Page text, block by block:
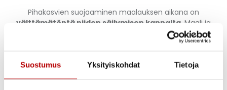
Suostumus Yksityiskohdat Tietoja
Pihakasvien suojaaminen maalauksen aikana on
välttämätöntä niiden säilymisen kannalta . Maali ja
erityisesti liuotinaineet voivat vahingoittaa kasveja pysyvästi.
Paras tapa suojata kasvit on peittää ne kokonaan kevyillä
riittävän kevyitä, etteivät ne vahingoita kasveja painollaan.